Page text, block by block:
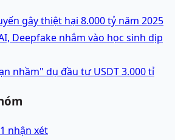
gây thiệt hại 8.000 tỷ năm 2025
Deepfake nhắm vào học sinh dịp
nhầm" dụ đầu tư USDT 3.000 tỉ
nhận xét